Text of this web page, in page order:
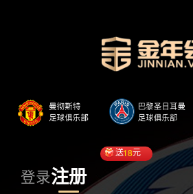
登录注册
送18元